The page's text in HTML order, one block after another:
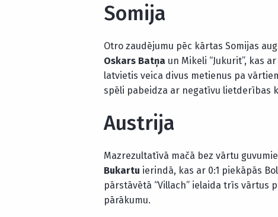
Somija
Otro zaudējumu pēc kārtas Somijas
Oskars Batņa un Mikeli “Jukurit”, kas
latvietis veica divus metienus pa
spēli pabeidza ar negatīvu lietderības
Austrija
Mazrezultatīvā mačā bez vārtu
Bukartu ierindā, kas ar 0:1 piekāpās
pārstāvētā “Villach” ielaida trīs vārtus
pārākumu.